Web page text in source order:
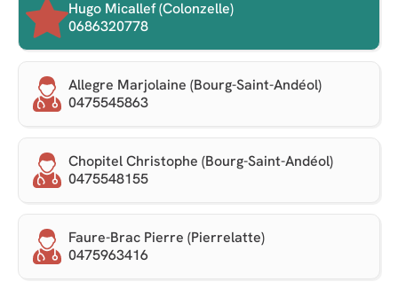
Hugo Micallef (Colonzelle)
0686320778
Allegre Marjolaine (Bourg-Saint-Andéol)
0475545863
Chopitel Christophe (Bourg-Saint-Andéol)
0475548155
Faure-Brac Pierre (Pierrelatte)
0475963416